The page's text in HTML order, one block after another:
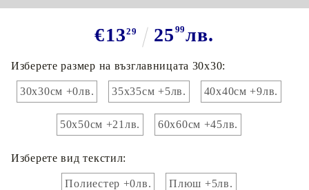
€1329 25 99лв.
Изберете размер на възглавницата 30х30:
30х30см +0лв. 35х35см +5лв. 40х40см +9лв.
50х50см +21лв. 60х60см +45лв.
Изберете вид текстил:
Полиестер +0лв. Плюш +5лв.